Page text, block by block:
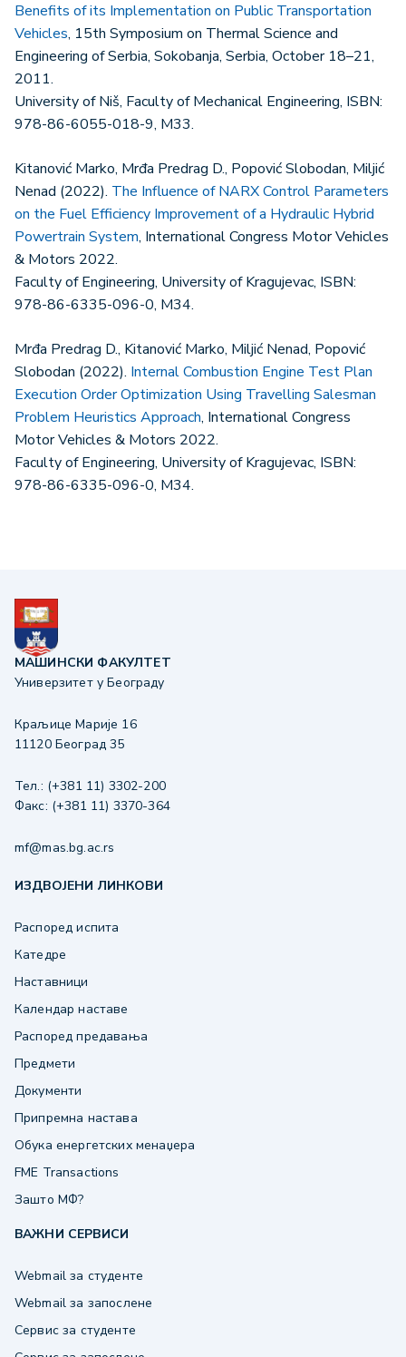
Benefits of its Implementation on Public Transportation
Vehicles, 15th Symposium on Thermal Science and
Engineering of Serbia, Sokobanja, Serbia, October 18–21,
2011.
University of Niš, Faculty of Mechanical Engineering, ISBN:
978-86-6055-018-9, M33.
Kitanović Marko, Mrđa Predrag D., Popović Slobodan, Miljić
Nenad (2022). The Influence of NARX Control Parameters
on the Fuel Efficiency Improvement of a Hydraulic Hybrid
Powertrain System, International Congress Motor Vehicles
& Motors 2022.
Faculty of Engineering, University of Kragujevac, ISBN:
978-86-6335-096-0, M34.
Mrđa Predrag D., Kitanović Marko, Miljić Nenad, Popović
Slobodan (2022). Internal Combustion Engine Test Plan
Execution Order Optimization Using Travelling Salesman
Problem Heuristics Approach, International Congress
Motor Vehicles & Motors 2022.
Faculty of Engineering, University of Kragujevac, ISBN:
978-86-6335-096-0, M34.
МАШИНСКИ ФАКУЛТЕТ
Универзитет у Београду
Краљице Марије 16
11120 Београд 35
Тел.: (+381 11) 3302-200
Факс: (+381 11) 3370-364
mf@mas.bg.ac.rs
ИЗДВОЈЕНИ ЛИНКОВИ
Распоред испита
Катедре
Наставници
Календар наставе
Распоред предавања
Предмети
Документи
Припремна настава
Обука енергетских менаџера
FME Transactions
Зашто МФ?
ВАЖНИ СЕРВИСИ
Webmail за студенте
Webmail за запослене
Сервис за студенте